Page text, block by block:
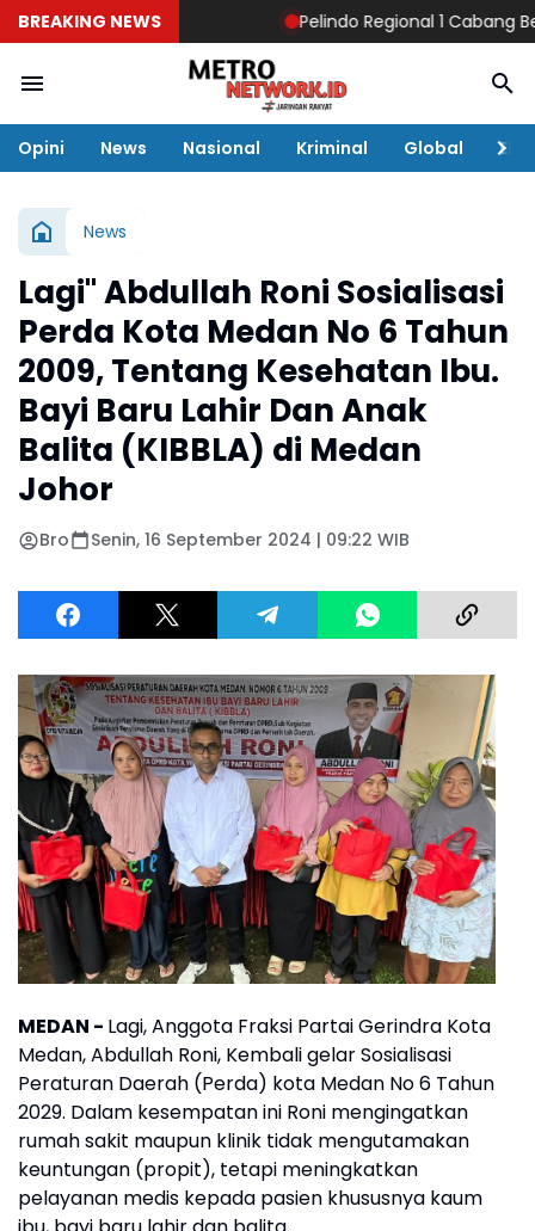
BREAKING NEWS Pelindo Regional 1 Cabang
Opini News Nasional Kriminal Global
News
Lagi" Abdullah Roni Sosialisasi
Perda Kota Medan No 6 Tahun
2009, Tentang Kesehatan Ibu.
Bayi Baru Lahir Dan Anak
Balita (KIBBLA) di Medan
Johor
Bro Senin, 16 September 2024 | 09:22 WIB
MEDAN - Lagi, Anggota Fraksi Partai Gerindra Kota
Medan, Abdullah Roni, Kembali gelar Sosialisasi
Peraturan Daerah (Perda) kota Medan No 6 Tahun
2029. Dalam kesempatan ini Roni mengingatkan
rumah sakit maupun klinik tidak mengutamakan
keuntungan (propit), tetapi meningkatkan
pelayanan medis kepada pasien khususnya kaum